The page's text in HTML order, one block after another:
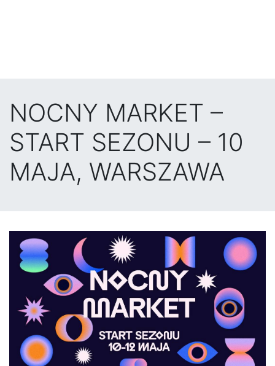
NOCNY MARKET –
START SEZONU – 10
MAJA, WARSZAWA